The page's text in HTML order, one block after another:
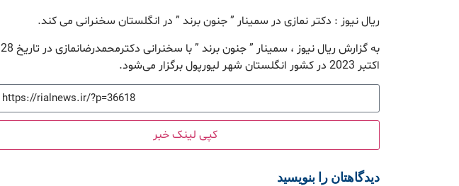
ریال نیوز : دکتر نمازی در سمینار ” جنون برند ” در انگلستان سخنرانی می کند.
به گزارش ریال نیوز ، سمینار ” جنون برند ” با سخنرانی دکترمحمدرضانمازی در تاریخ 28
اکتبر 2023 در کشور انگلستان شهر لیورپول برگزار می‌شود.
کپی لینک خبر
دیدگاهتان را بنویسید